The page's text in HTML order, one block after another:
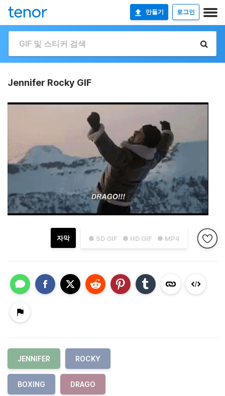
만들기 로그인
Jennifer Rocky GIF
● SD GIF ● HD GIF ● MP4
자막
JENNIFER ROCKY
BOXING DRAGO